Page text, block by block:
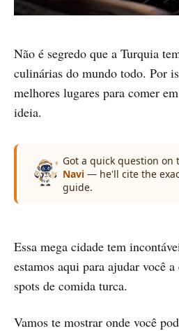
Não é segredo que a Turquia
culinárias do mundo todo. Por
melhores lugares para comer
ideia.
Got a quick question on
Navi — he'll cite the
guide.
Essa mega cidade tem
estamos aqui para ajudar você
spots de comida turca.
Vamos te mostrar onde você